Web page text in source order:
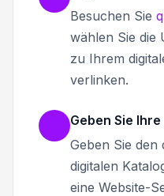
Besuchen Sie
wählen Sie die
zu Ihrem
verlinken.
Geben Sie
Geben Sie
digitalen
eine Website-